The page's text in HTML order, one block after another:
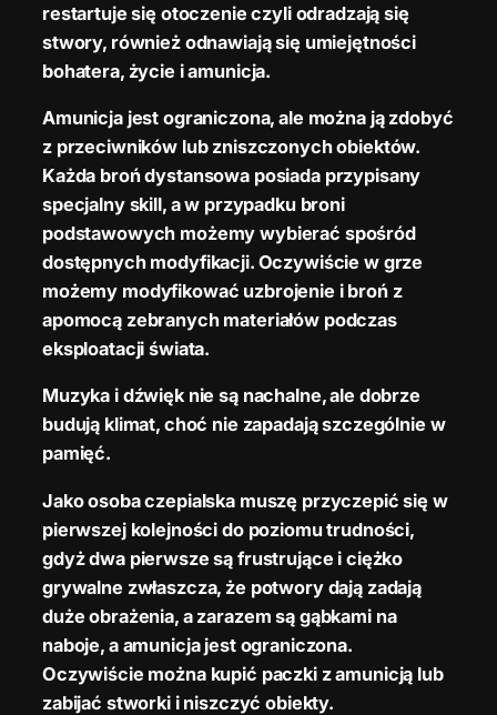
restartuje się otoczenie czyli odradzają się
stwory, również odnawiają się umiejętności
bohatera, życie i amunicja.
Amunicja jest ograniczona, ale można ją zdobyć
z przeciwników lub zniszczonych obiektów.
Każda broń dystansowa posiada przypisany
specjalny skill, a w przypadku broni
podstawowych możemy wybierać spośród
dostępnych modyfikacji. Oczywiście w grze
możemy modyfikować uzbrojenie i broń z
apomocą zebranych materiałów podczas
eksploatacji świata.
Muzyka i dźwięk nie są nachalne, ale dobrze
budują klimat, choć nie zapadają szczególnie w
pamięć.
Jako osoba czepialska muszę przyczepić się w
pierwszej kolejności do poziomu trudności,
gdyż dwa pierwsze są frustrujące i ciężko
grywalne zwłaszcza, że potwory dają zadają
duże obrażenia, a zarazem są gąbkami na
naboje, a amunicja jest ograniczona.
Oczywiście można kupić paczki z amunicją lub
zabijać stworki i niszczyć obiekty.